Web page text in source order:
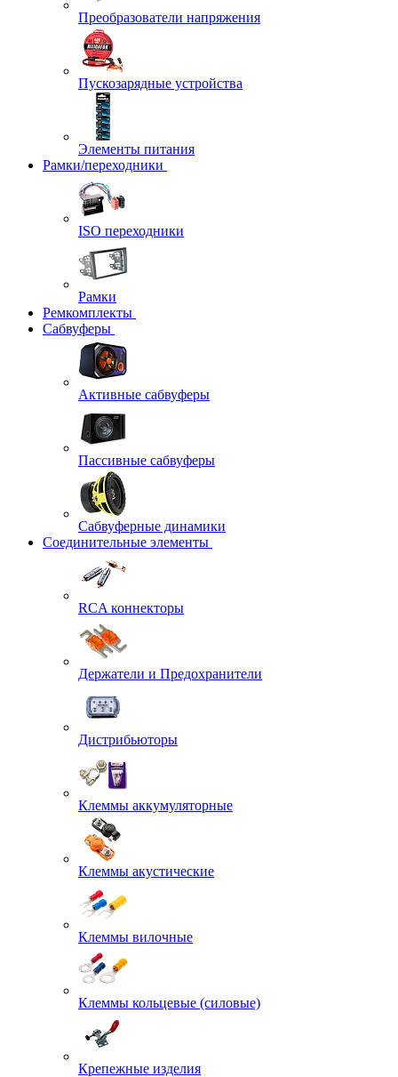
Преобразователи напряжения
Пускозарядные устройства
Элементы питания
Рамки/переходники
ISO переходники
Рамки
Ремкомплекты
Сабвуферы
Активные сабвуферы
Пассивные сабвуферы
Сабвуферные динамики
Соединительные элементы
RCA коннекторы
Держатели и Предохранители
Дистрибьюторы
Клеммы аккумуляторные
Клеммы акустические
Клеммы вилочные
Клеммы кольцевые (силовые)
Крепежные изделия